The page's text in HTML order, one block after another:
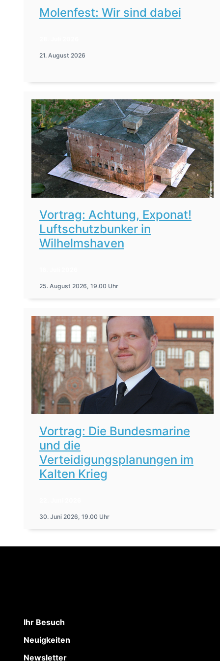
Molenfest: Wir sind dabei
21. August 2026
Vortrag: Achtung, Exponat!
Luftschutzbunker in
Wilhelmshaven
25. August 2026, 19.00 Uhr
Vortrag: Die Bundesmarine
und die
Verteidigungsplanungen im
Kalten Krieg
30. Juni 2026, 19.00 Uhr
Ihr Besuch
Neuigkeiten
Newsletter